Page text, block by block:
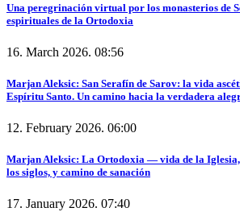
Una peregrinación virtual por los monasterios de
espirituales de la Ortodoxia
16. March 2026. 08:56
Marjan Aleksic: San Serafín de Sarov: la vida
Espíritu Santo. Un camino hacia la verdadera
12. February 2026. 06:00
Marjan Aleksic: La Ortodoxia — vida de la
los siglos, y camino de sanación
17. January 2026. 07:40